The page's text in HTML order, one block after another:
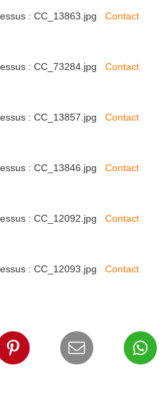
: CC_13863.jpg Contact
: CC_73284.jpg Contact
: CC_13857.jpg Contact
: CC_13846.jpg Contact
: CC_12092.jpg Contact
: CC_12093.jpg Contact